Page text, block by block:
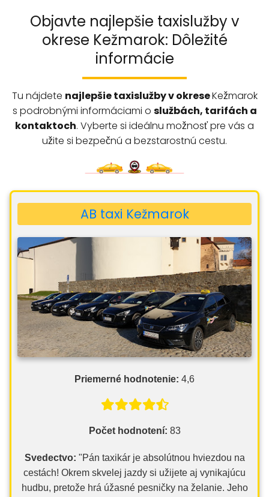
Objavte najlepšie taxislužby v
okrese Kežmarok: Dôležité
informácie
Tu nájdete najlepšie taxislužby v okreseKežmarok
s podrobnými informáciami o službách, tarifách a
kontaktoch. Vyberte si ideálnu možnosť pre vás a
užite si bezpečnú a bezstarostnú cestu.
AB taxi Kežmarok
Priemerné hodnotenie: 4,6
Počet hodnotení: 83
Svedectvo: "Pán taxikár je absolútnou hviezdou na
cestách! Okrem skvelej jazdy si užijete aj vynikajúcu
hudbu, pretože hrá úžasné pesničky na želanie. Jeho